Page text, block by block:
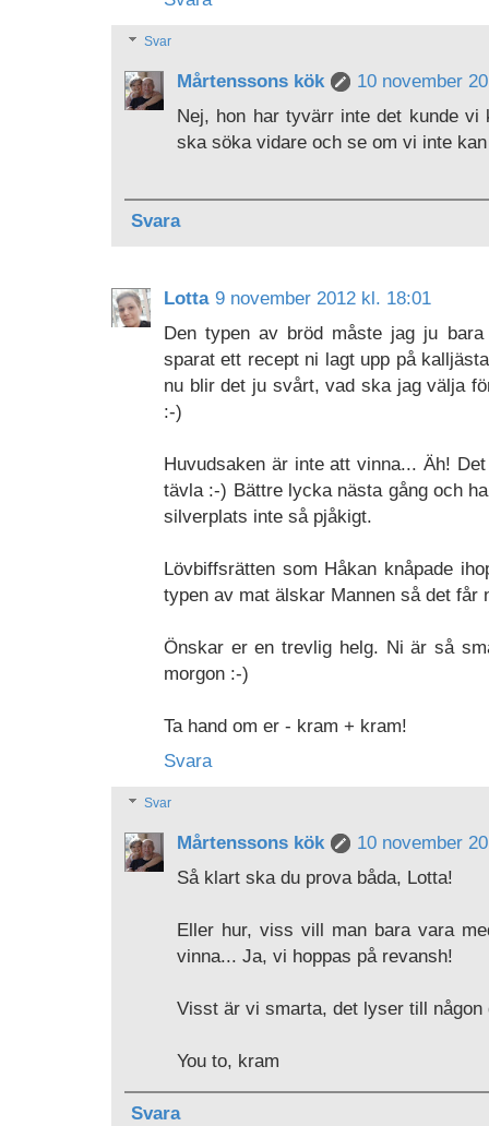
Svar
Mårtenssons kök
10 november
Nej, hon har tyvärr inte det kunde
ska söka vidare och se om vi inte
Svara
Lotta 9 november 2012 kl. 18:01
Den typen av bröd måste jag ju
sparat ett recept ni lagt upp på
nu blir det ju svårt, vad ska jag välja
:-)
Huvudsaken är inte att vinna... Äh!
tävla :-) Bättre lycka nästa gång och
silverplats inte så pjåkigt.
Lövbiffsrätten som Håkan knåpade
typen av mat älskar Mannen så det får
Önskar er en trevlig helg. Ni är så
morgon :-)
Ta hand om er - kram + kram!
Svara
Svar
Mårtenssons kök
10 november
Så klart ska du prova båda, Lotta!
Eller hur, viss vill man bara vara
vinna... Ja, vi hoppas på revansh!
Visst är vi smarta, det lyser till någon
You to, kram
Svara